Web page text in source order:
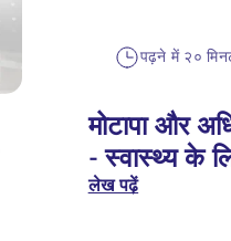
पढ़ने में २०
मोटापा और
- स्वास्थ्य के
लेख पढ़ें